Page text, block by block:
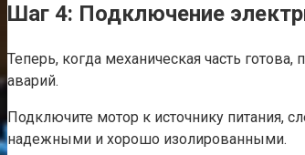
Шаг 4: Подключение
Теперь, когда механическая часть
аварий.
Подключите мотор к источнику питания,
надежными и хорошо изолированными.